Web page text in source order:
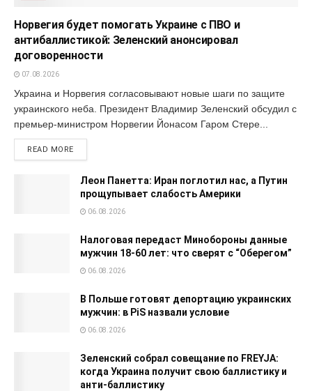
Норвегия будет помогать Украине с ПВО и
антибаллистикой: Зеленский анонсировал
договоренности
07.08.2026
Украина и Норвегия согласовывают новые шаги по защите
украинского неба. Президент Владимир Зеленский обсудил с
премьер-министром Норвегии Йонасом Гаром Стере...
READ MORE
Леон Панетта: Иран поглотил нас, а Путин
прощупывает слабость Америки
06.08.2026
Налоговая передаст Минобороны данные
мужчин 18-60 лет: что сверят с “Оберегом”
06.08.2026
В Польше готовят депортацию украинских
мужчин: в PiS назвали условие
06.08.2026
Зеленский собрал совещание по FREYJA:
когда Украина получит свою баллистику и
анти-баллистику